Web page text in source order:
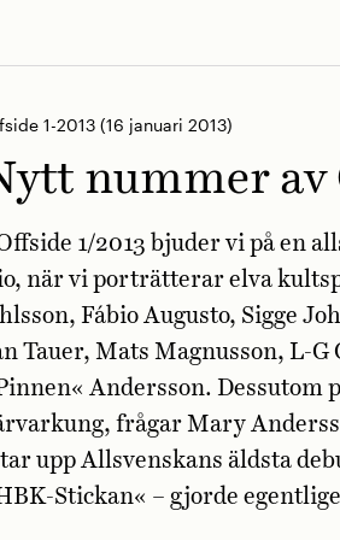
1-2013(16 januari 2013)
nummer av
1/2013 bjuder vi på en
när vi porträtterar elva
Fábio Augusto, Sigge
Tauer, Mats Magnusson, L-
Andersson. Dessutom
frågar Mary
upp Allsvenskans äldsta
Stickan« – gjorde